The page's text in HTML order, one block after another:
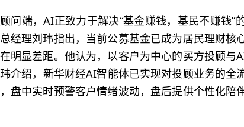
问端，AI正致力于解决“基金赚钱，基民不赚钱”
经理刘玮指出，当前公募基金已成为居民理财核
明显差距。他认为，以客户为中心的买方投顾与
介绍，新华财经AI智能体已实现对投顾业务的
盘中实时预警客户情绪波动，盘后提供个性化陪